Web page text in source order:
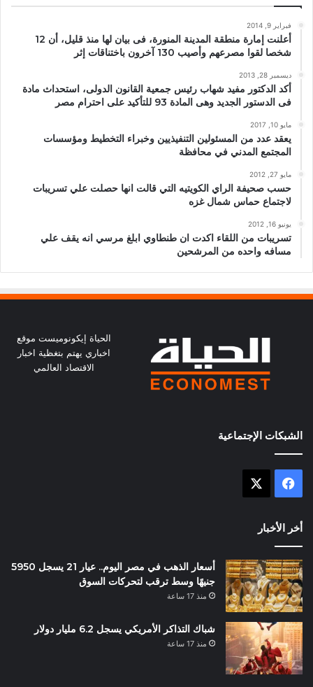
فبراير 9, 2014
أعلنت إمارة منطقة المدينة المنورة، فى بيان لها منذ قليل، أن 12
شخصا لقوا مصرعهم وأصيب 130 آخرون باختناقات إثر
ديسمبر 28, 2013
أكد الدكتور مفيد شهاب رئيس جمعية القانون الدولى، استحداث مادة
فى الدستور الجديد وهى المادة 93 للتأكيد على احترام مصر
مايو 10, 2017
يعقد عدد من المسئولين التنفيذيين وخبراء التخطيط ومؤسسات
المجتمع المدني في محافظة
مايو 27, 2012
حسب صحيفة الراي الكويتيه التي قالت انها حصلت علي تسريبات
لاجتماع حماس شمال غزه
يونيو 16, 2012
تسريبات من اللقاء اكدت ان طنطاوي ابلغ مرسي انه يقف علي
مسافه واحده من المرشحين
الحياة إيكونوميست موقع
اخباري يهتم بتغظية اخبار
الاقتصاد العالمي
الشبكات الإجتماعية
فيسبوك
أخر الأخبار
أسعار الذهب في مصر اليوم.. عيار 21 يسجل 5950
جنيهًا وسط ترقب لتحركات السوق
منذ 17 ساعة
شباك التذاكر الأمريكي يسجل 6.2 مليار دولار
منذ 17 ساعة